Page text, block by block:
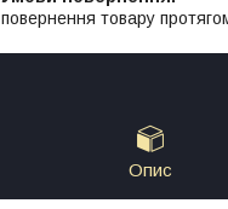
повернення товару
Опис